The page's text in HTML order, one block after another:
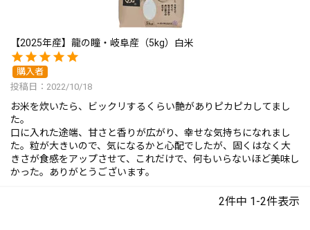
【2025年産】龍の瞳・岐阜産（5kg）白米
購入者
投稿日
2022/10/18
お米を炊いたら、ビックリするくらい艶がありピカピカしてまし
た。
口に入れた途端、甘さと香りが広がり、幸せな気持ちになれまし
た。粒が大きいので、気になるかと心配でしたが、固くはなく大
きさが食感をアップさせて、これだけで、何もいらないほど美味し
かった。ありがとうございます。
2件中 1-2件表示